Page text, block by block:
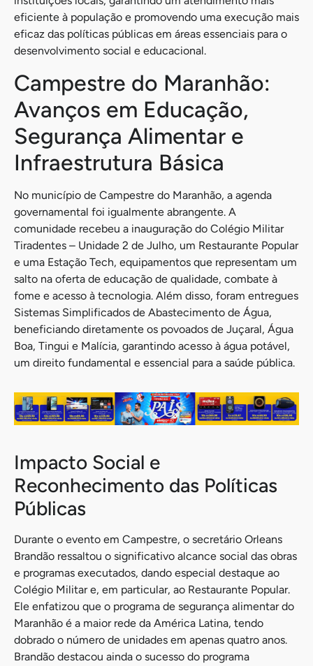
eficiente à população e promovendo uma execução mais
eficaz das políticas públicas em áreas essenciais para o
desenvolvimento social e educacional.
Campestre do Maranhão:
Avanços em Educação,
Segurança Alimentar e
Infraestrutura Básica
No município de Campestre do Maranhão, a agenda
governamental foi igualmente abrangente. A
comunidade recebeu a inauguração do Colégio Militar
Tiradentes – Unidade 2 de Julho, um Restaurante Popular
e uma Estação Tech, equipamentos que representam um
salto na oferta de educação de qualidade, combate à
fome e acesso à tecnologia. Além disso, foram entregues
Sistemas Simplificados de Abastecimento de Água,
beneficiando diretamente os povoados de Juçaral, Água
Boa, Tingui e Malícia, garantindo acesso à água potável,
um direito fundamental e essencial para a saúde pública.
Impacto Social e
Reconhecimento das Políticas
Públicas
Durante o evento em Campestre, o secretário Orleans
Brandão ressaltou o significativo alcance social das obras
e programas executados, dando especial destaque ao
Colégio Militar e, em particular, ao Restaurante Popular.
Ele enfatizou que o programa de segurança alimentar do
Maranhão é a maior rede da América Latina, tendo
dobrado o número de unidades em apenas quatro anos.
Brandão destacou ainda o sucesso do programa